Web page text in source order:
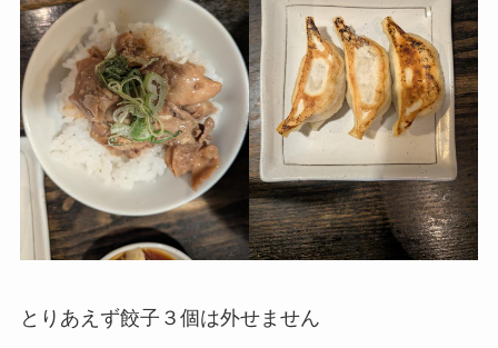
とりあえず餃子３個は外せません